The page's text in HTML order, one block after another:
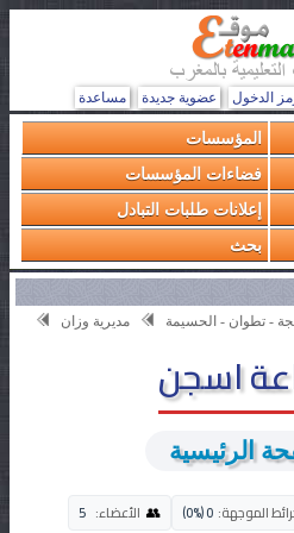
الدخول عضوية جديدة مساعدة
المؤسسات
فضاءات المؤسسات
إعلانات طلبات التبادل
بحث
- تطوان - الحسيمة مديرية وزان
اسجن
الرئيسية
الموجهة: 0 (0%)
👥 الأعضاء: 5